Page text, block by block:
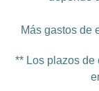
Más gastos de
** Los plazos de